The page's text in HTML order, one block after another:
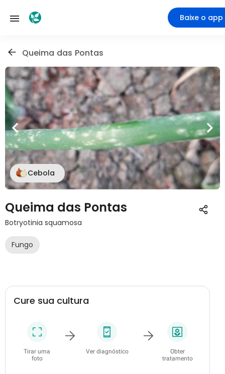
Baixe o app
Queima das Pontas
Cebola
Queima das Pontas
Botryotinia squamosa
Fungo
Cure sua cultura
Tirar uma
foto
Ver diagnóstico
Obter
tratamento